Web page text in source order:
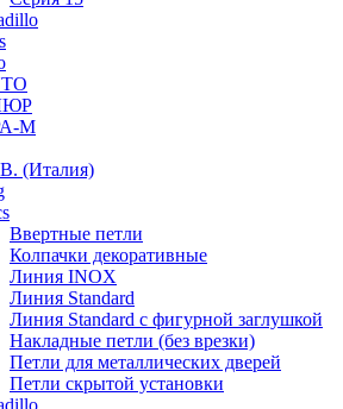
М
(Италия)
Ввертные петли
Колпачки декоративные
Линия INOX
Линия Standard
Линия Standard с фигурной заглушкой
Накладные петли (без врезки)
Петли для металлических дверей
Петли скрытой установки